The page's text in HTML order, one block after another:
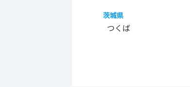
茨城県
つくば